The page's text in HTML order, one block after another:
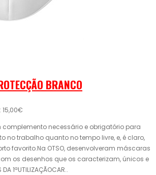
BRANCO
necessário e obrigatório para
no trabalho quanto no tempo livre, e, é claro,
favorito.Na OTSO, desenvolveram máscaras
os desenhos que os caracterizam, únicos e
1ªUTILIZAÇÃOCAR..